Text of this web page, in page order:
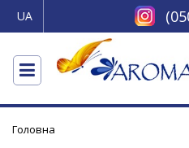
UA
Головна